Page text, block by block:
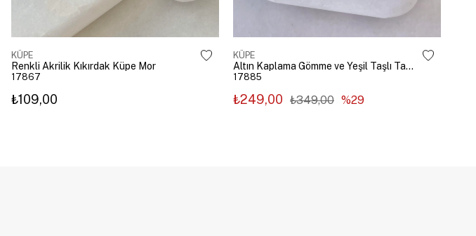
KÜPE
Renkli Akrilik Kıkırdak Küpe Mor
17867
₺109,00
KÜPE
Altın Kaplama Gömme ve Yeşil Taşlı Tasarım Küpe Gümüş
17885
₺249,00 ₺349,00 %29